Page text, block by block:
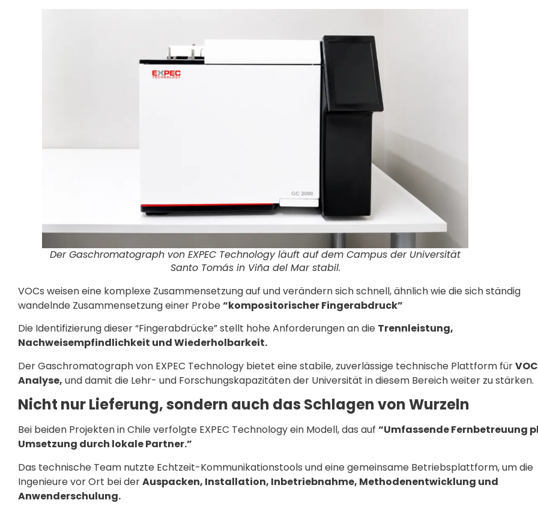
Der Gaschromatograph von EXPEC Technology läuft auf dem Campus der Universität
Santo Tomás in Viña del Mar stabil.
VOCs weisen eine komplexe Zusammensetzung auf und verändern sich schnell, ähnlich wie die sich ständig
wandelnde Zusammensetzung einer Probe“kompositorischer Fingerabdruck”
Die Identifizierung dieser “Fingerabdrücke” stellt hohe Anforderungen an die Trennleistung,
Nachweisempfindlichkeit und Wiederholbarkeit.
Der Gaschromatograph von EXPEC Technology bietet eine stabile, zuverlässige technische Plattform für
Analyse, und damit die Lehr- und Forschungskapazitäten der Universität in diesem Bereich weiter zu stärken.
Nicht nur Lieferung, sondern auch das Schlagen von Wurzeln
Bei beiden Projekten in Chile verfolgte EXPEC Technology ein Modell, das auf “Umfassende Fernbetreuung
Umsetzung durch lokale Partner.”
Das technische Team nutzte Echtzeit-Kommunikationstools und eine gemeinsame Betriebsplattform, um die
Ingenieure vor Ort bei derAuspacken, Installation, Inbetriebnahme, Methodenentwicklung und
Anwenderschulung.